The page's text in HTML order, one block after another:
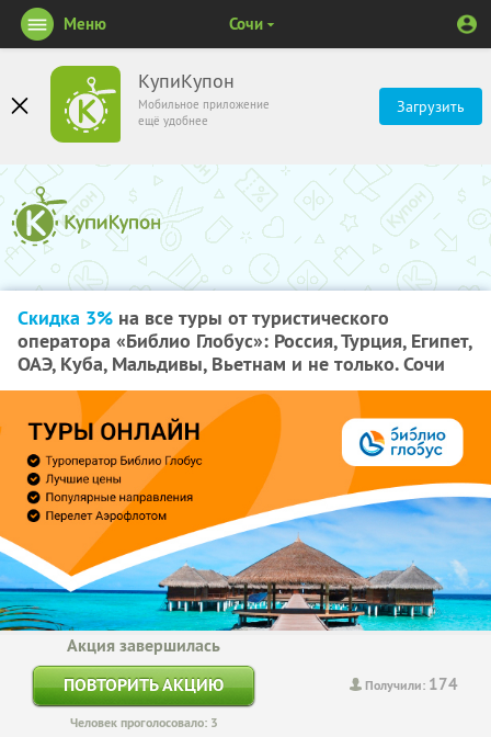
КупиКупон
Мобильное приложение
ещё удобнее
Загрузить
Меню Сочи
Скидка 3% на все туры от туристического
оператора «Библио Глобус»: Россия, Турция, Египет,
ОАЭ, Куба, Мальдивы, Вьетнам и не только. Сочи
Получили: 174
Акция завершилась
ПОВТОРИТЬ АКЦИЮ
Человек проголосовало: 3